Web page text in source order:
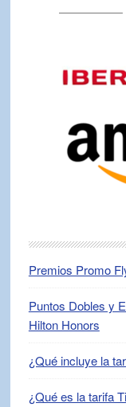
Premios Promo
Puntos Dobles y
Hilton Honors
¿Qué incluye la
¿Qué es la tarifa